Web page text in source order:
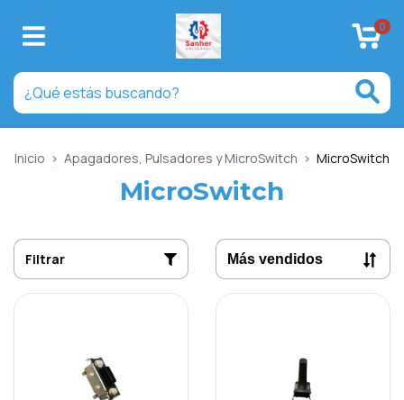
0
Inicio > Apagadores, Pulsadores y MicroSwitch > MicroSwitch
MicroSwitch
Filtrar